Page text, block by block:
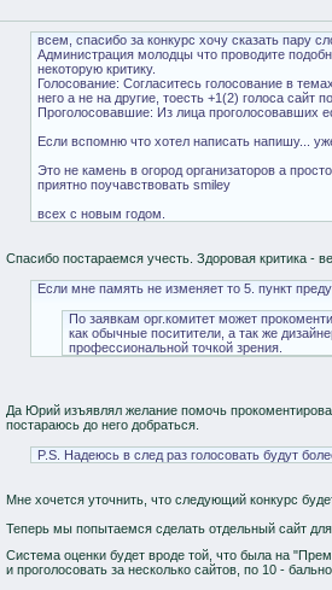
всем, спасибо за конкурс хочу сказать пару
Администрация молодцы что проводите
некоторую критику.
Голосование: Согласитесь голосование в
него а не на другие, тоесть +1(2) голоса сайт
Проголосовавшие: Из лица проголосовавших
Если вспомню что хотел написать напишу...
Это не камень в огород организаторов а
приятно поучавствовать smiley
всех с новым годом.
Спасибо постараемся учесть. Здоровая критика -
Если мне память не изменяет то 5. пункт
По заявкам орг.комитет может
как обычные поситители, а так же
профессиональной точкой зрения.
Да Юрий изъявлял желание помочь
постараюсь до него добраться.
P.S. Надеюсь в след раз голосовать будут
Мне хочется уточнить, что следующий конкурс
Теперь мы попытаемся сделать отдельный сайт
Система оценки будет вроде той, что была на
и проголосовать за несколько сайтов, по 10 -